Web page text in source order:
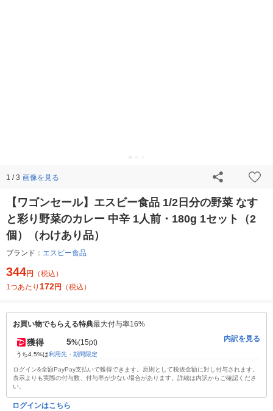
1 / 3 画像を見る
【ワゴンセール】エスビー食品 1/2日分の野菜 なす
と彩り野菜のカレー 中辛 1人前・180g 1セット（2
個）（わけあり品）
ブランド： エスビー食品
344円
（税込）
1つあたり 172円 （税込）
お買い物でもらえる特典最大付与率16%
獲得 5%(15pt)
うち4.5%は利用先・期間限定
内訳を見る
ログイン&全額PayPay支払いで獲得できます。原則として税抜金額に対し付与されます。
表示よりも実際の付与数、付与率が少ない場合があります。詳細は内訳からご確認くださ
い。
ログインはこちら